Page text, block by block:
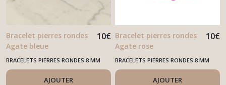
Bracelet pierres rondes
Agate bleue
10€
BRACELETS PIERRES RONDES 8 MM
AJOUTER
Bracelet pierres rondes
Agate rose
10€
BRACELETS PIERRES RONDES 8 MM
AJOUTER